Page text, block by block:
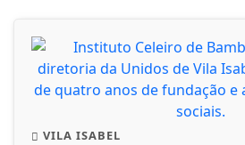
VILA ISABEL